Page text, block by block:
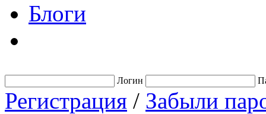
Блоги
Логин
Регистрация / Забыли